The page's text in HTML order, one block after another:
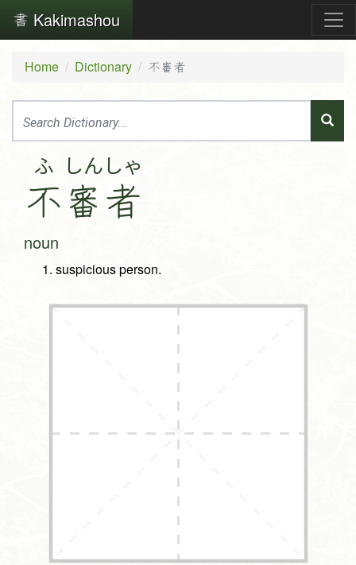
Kakimashou
Home Dictionary 不審者
ふ
不
しん
審
しゃ
者
noun
suspicious person.